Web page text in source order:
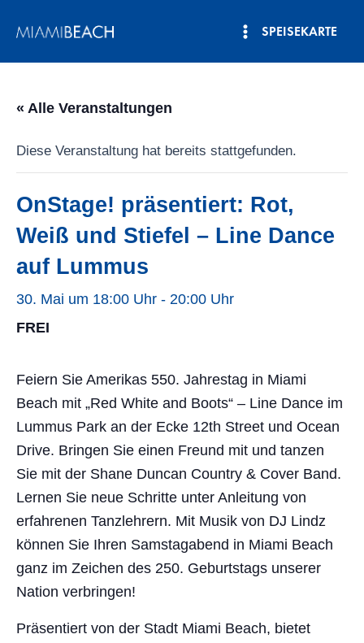
Inhalt
SPEISEKARTE
« Alle Veranstaltungen
Diese Veranstaltung hat bereits stattgefunden.
OnStage! präsentiert: Rot,
Weiß und Stiefel – Line Dance
auf Lummus
30. Mai um 18:00 Uhr - 20:00 Uhr
FREI
Feiern Sie Amerikas 550. Jahrestag in Miami
Beach mit „Red White and Boots“ – Line Dance im
Lummus Park an der Ecke 12th Street und Ocean
Drive. Bringen Sie einen Freund mit und tanzen
Sie mit der Shane Duncan Country & Cover Band.
Lernen Sie neue Schritte unter Anleitung von
erfahrenen Tanzlehrern. Mit Musik von DJ Lindz
können Sie Ihren Samstagabend in Miami Beach
ganz im Zeichen des 250. Geburtstags unserer
Nation verbringen!
Präsentiert von der Stadt Miami Beach, bietet